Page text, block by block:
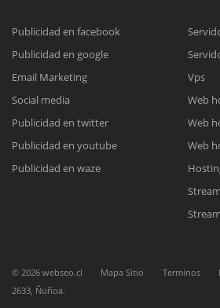
Reunión
Nuestros ejecutivos le enviarán un correo
Meet para la reunión
Cotización
Todos nuestros ejecutivos están fuera de
Publicidad en facebook
Publicidad en google
Email Marketing
Social media
Publicidad en twitter
Publicidad en youtube
Publicidad en waze
Vps
Web
Web
Web
© 2026 webseo.cl Mapa Sitio Terminos
2633, Ñuñoa.